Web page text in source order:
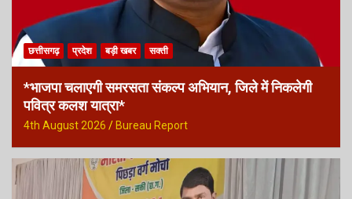
छत्तीसगढ़ प्रदेश बड़ी खबर सक्ती
*भाजपा चलाएगी समरसता संकल्प अभियान, जिले में निकलेगी
पवित्र कलश यात्रा*
4th August 2026 Bureau Report